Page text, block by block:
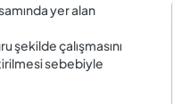
yer alan
şekilde çalışmasını
sebebiyle